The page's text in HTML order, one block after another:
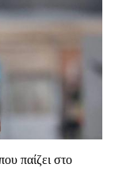
παίζει στο